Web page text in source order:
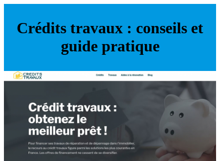
Crédits travaux : conseils et
guide pratique